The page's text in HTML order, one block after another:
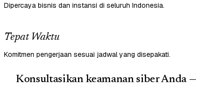
Dipercaya bisnis dan instansi di seluruh Indonesia.
Tepat Waktu
Komitmen pengerjaan sesuai jadwal yang disepakati.
Konsultasikan keamanan siber Anda —